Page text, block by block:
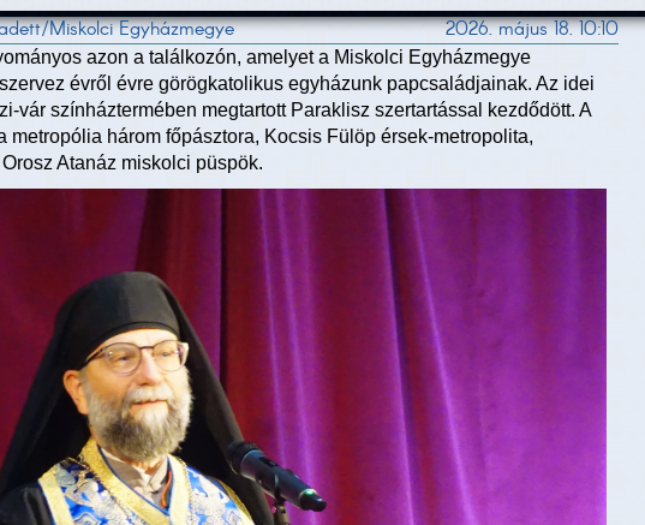
Miskolci Egyházmegye 2026. május 18. 10:10
azon a találkozón, amelyet a Miskolci Egyházmegye
évről évre görögkatolikus egyházunk papcsaládjainak. Az idei
vár színháztermében megtartott Paraklisz szertartással kezdődött. A
metropólia három főpásztora, Kocsis Fülöp érsek-metropolita,
Atanáz miskolci püspök.